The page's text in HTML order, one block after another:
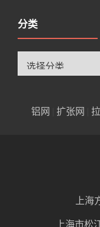
分类
铝网 扩张网
上海
上海市松